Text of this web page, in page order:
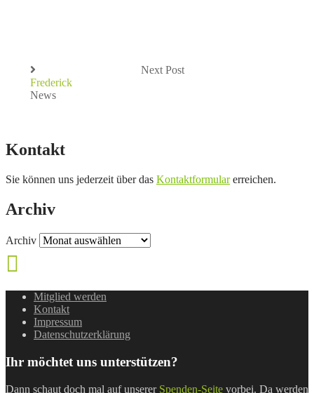
Next Post
Frederick
News
Kontakt
Sie können uns jederzeit über das Kontaktformularerreichen.
Archiv
Archiv
Mitglied werden
Kontakt
Impressum
Datenschutzerklärung
Ihr möchtet uns unterstützen?
Dann schaut doch mal auf unserer Spenden-Seite vorbei. Da werden